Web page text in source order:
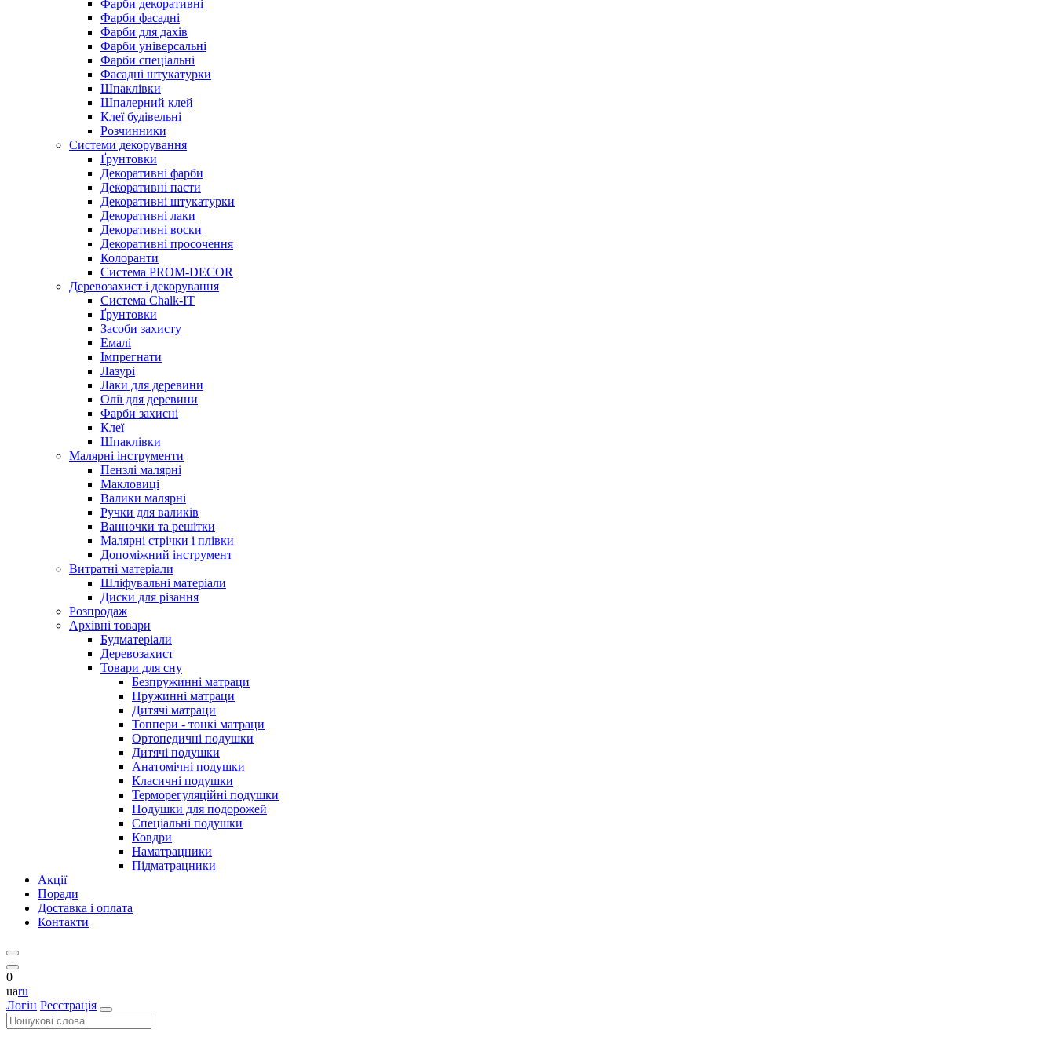
Фарби декоративні
Фарби фасадні
Фарби для дахів
Фарби універсальні
Фарби спеціальні
Фасадні штукатурки
Шпаклівки
Шпалерний клей
Клеї будівельні
Розчинники
Системи декорування
Ґрунтовки
Декоративні фарби
Декоративні пасти
Декоративні штукатурки
Декоративні лаки
Декоративні воски
Декоративні просочення
Колоранти
Система PROM-DECOR
Деревозахист і декорування
Система Chalk-IT
Ґрунтовки
Засоби захисту
Емалі
Імпрегнати
Лазурі
Лаки для деревини
Олії для деревини
Фарби захисні
Клеї
Шпаклівки
Малярні інструменти
Пензлі малярні
Макловиці
Валики малярні
Ручки для валиків
Ванночки та решітки
Малярні стрічки і плівки
Допоміжний інструмент
Витратні матеріали
Шліфувальні матеріали
Диски для різання
Розпродаж
Архівні товари
Будматеріали
Деревозахист
Товари для сну
Безпружинні матраци
Пружинні матраци
Дитячі матраци
Топпери - тонкі матраци
Ортопедичні подушки
Дитячі подушки
Анатомічні подушки
Класичні подушки
Терморегуляційні подушки
Подушки для подорожей
Спеціальні подушки
Ковдри
Наматрацники
Підматрацники
Акції
Поради
Доставка і оплата
Контакти
0
uaru
Логін Реєстрація